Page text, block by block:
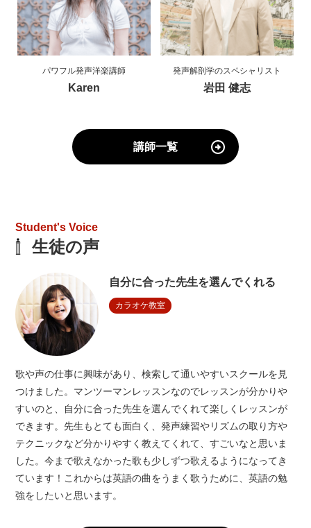
パワフル発声洋楽講師
Karen
発声解剖学のスペシャリスト
岩田 健志
講師一覧
Student's Voice
生徒の声
自分に合った先生を選んでくれる
カラオケ教室
歌や声の仕事に興味があり、検索して通いやすいスクールを見
つけました。マンツーマンレッスンなのでレッスンが分かりや
すいのと、自分に合った先生を選んでくれて楽しくレッスンが
できます。先生もとても面白く、発声練習やリズムの取り方や
テクニックなど分かりやすく教えてくれて、すごいなと思いま
した。今まで歌えなかった歌も少しずつ歌えるようになってき
ています！これからは英語の曲をうまく歌うために、英語の勉
強をしたいと思います。